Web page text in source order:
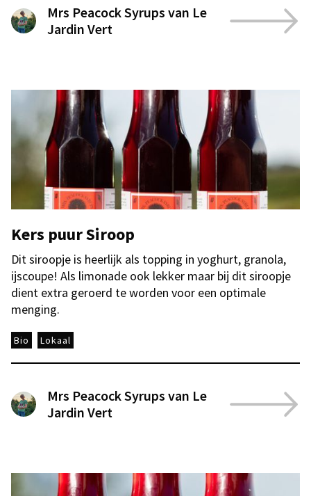
Mrs Peacock Syrups van Le
Jardin Vert
Kers puur Siroop
Dit siroopje is heerlijk als topping in yoghurt, granola,
ijscoupe! Als limonade ook lekker maar bij dit siroopje
dient extra geroerd te worden voor een optimale
menging.
Bio Lokaal
Mrs Peacock Syrups van Le
Jardin Vert